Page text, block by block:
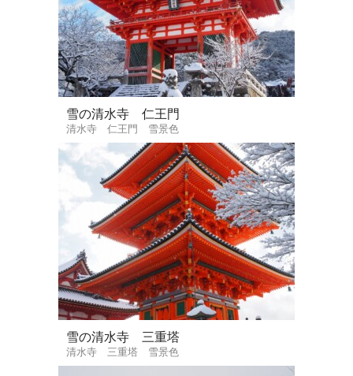
雪の清水寺 仁王門
清水寺 仁王門 雪景色
雪の清水寺 三重塔
清水寺 三重塔 雪景色